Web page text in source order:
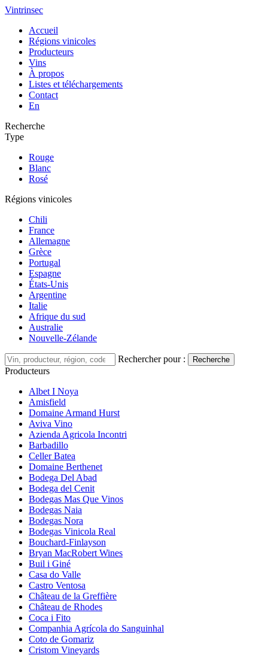
Vintrinsec
Accueil
Régions vinicoles
Producteurs
Vins
À propos
Listes et téléchargements
Contact
En
Recherche
Type
Rouge
Blanc
Rosé
Régions vinicoles
Chili
France
Allemagne
Grèce
Portugal
Espagne
États-Unis
Argentine
Italie
Afrique du sud
Australie
Nouvelle-Zélande
Rechercher pour : Recherche
Producteurs
Albet I Noya
Amisfield
Domaine Armand Hurst
Aviva Vino
Azienda Agricola Incontri
Barbadillo
Celler Batea
Domaine Berthenet
Bodega Del Abad
Bodega del Cenit
Bodegas Mas Que Vinos
Bodegas Naia
Bodegas Nora
Bodegas Vinicola Real
Bouchard-Finlayson
Bryan MacRobert Wines
Buil i Giné
Casa do Valle
Castro Ventosa
Château de la Greffière
Château de Rhodes
Coca i Fito
Companhia Agrícola do Sanguinhal
Coto de Gomariz
Cristom Vineyards